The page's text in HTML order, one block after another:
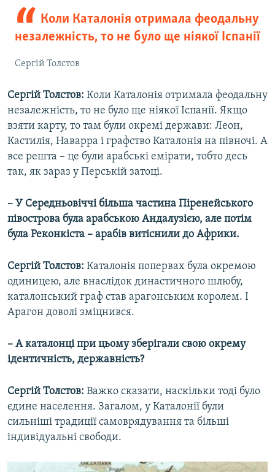
Коли Каталонія отримала феодальну
незалежність, то не було ще ніякої Іспанії
Сергій Толстов
Сергій Толстов: Коли Каталонія отримала феодальну
незалежність, то не було ще ніякої Іспанії. Якщо
взяти карту, то там були окремі держави: Леон,
Кастилія, Наварра і графство Каталонія на півночі. А
все решта – це були арабські емірати, тобто десь
так, як зараз у Перській затоці.
– У Середньовіччі більша частина Піренейського
півострова була арабською Андалузією, але потім
була Реконкіста – арабів витіснили до Африки.
Сергій Толстов: Каталонія попервах була окремою
одиницею, але внаслідок династичного шлюбу,
каталонський граф став арагонським королем. І
Арагон доволі зміцнився.
– А каталонці при цьому зберігали свою окрему
ідентичність, державність?
Сергій Толстов: Важко сказати, наскільки тоді було
єдине населення. Загалом, у Каталонії були
сильніші традиції самоврядування та більші
індивідуальні свободи.